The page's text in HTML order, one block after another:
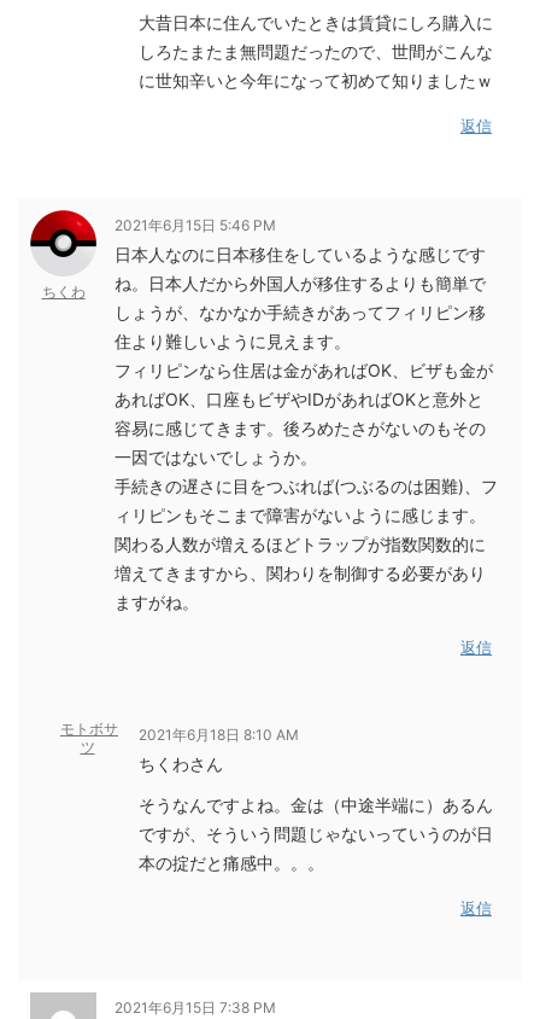
大昔日本に住んでいたときは賃貸にしろ購入に
しろたまたま無問題だったので、世間がこんな
に世知辛いと今年になって初めて知りましたｗ
返信
ちくわ
2021年6月15日 5:46 PM
日本人なのに日本移住をしているような感じです
ね。日本人だから外国人が移住するよりも簡単で
しょうが、なかなか手続きがあってフィリピン移
住より難しいように見えます。
フィリピンなら住居は金があればOK、ビザも金が
あればOK、口座もビザやIDがあればOKと意外と
容易に感じてきます。後ろめたさがないのもその
一因ではないでしょうか。
手続きの遅さに目をつぶれば(つぶるのは困難)、フ
ィリピンもそこまで障害がないように感じます。
関わる人数が増えるほどトラップが指数関数的に
増えてきますから、関わりを制御する必要があり
ますがね。
返信
モトボサ
ツ
2021年6月18日 8:10 AM
ちくわさん
そうなんですよね。金は（中途半端に）あるん
ですが、そういう問題じゃないっていうのが日
本の掟だと痛感中。。。
返信
2021年6月15日 7:38 PM